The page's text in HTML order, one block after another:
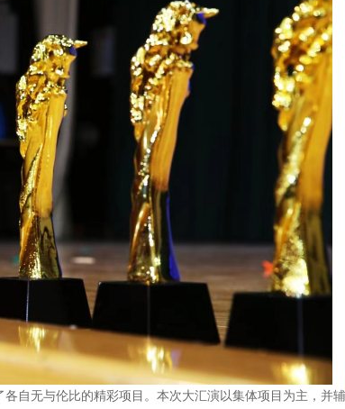
自无与伦比的精彩项目。本次大汇演以集体项目为主，并